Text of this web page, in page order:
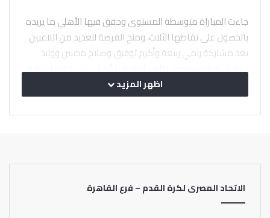
جاءت المباراة متوسطة المستوى وحقق فيها الأهلي ما يريده
بالحصول على نقاطها الثلاث، ومنح الفرصة للعديد من اللاعبين
بعد مشاركة رامي ربيعة وأكرم توفيق وصلاح محسن ووليد
سيلمان وطاهر محمد طاهر، ليطمئن الأهلي على قوته الضاربة
اظهر المزيد
الاتحاد المصرى لكرة القدم – فرع القاهرة